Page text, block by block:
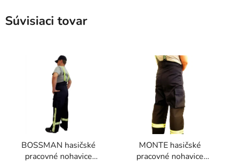
Súvisiaci tovar
BOSSMAN hasičské
pracovné nohavice
MONTE hasičské
pracovné nohavice